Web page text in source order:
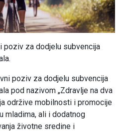
poziv za dodjelu subvencija
poziv za dodjelu subvencija
pod nazivom „Zdravlje na dva
održive mobilnosti i promocije
mladima, ali i dodatnog
životne sredine i